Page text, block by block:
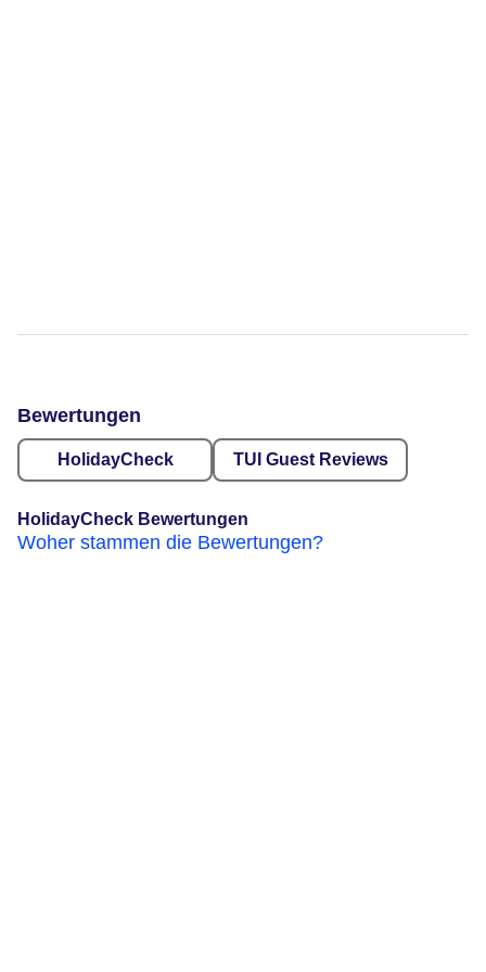
Bewertungen
HolidayCheck TUI Guest Reviews
HolidayCheck Bewertungen
Woher stammen die Bewertungen?